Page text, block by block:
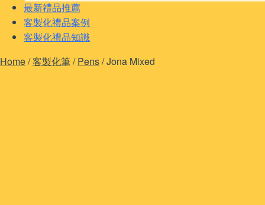
最新禮品推薦
客製化禮品案例
客製化禮品知識
Home/客製化筆/Pens/Jona Mixed